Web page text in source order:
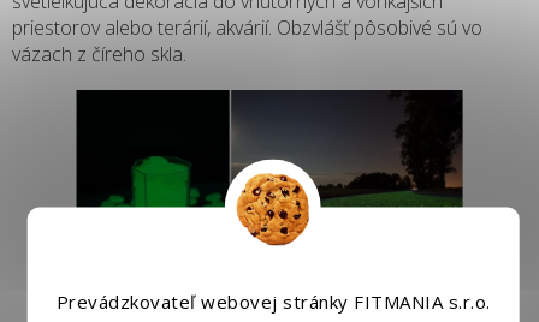
Prevádzkovateľ webovej stránky FITMANIA s.r.o.
priestorov alebo terárií, akvárií. Obzvlášť pôsobivé sú vo
vázach z číreho skla.